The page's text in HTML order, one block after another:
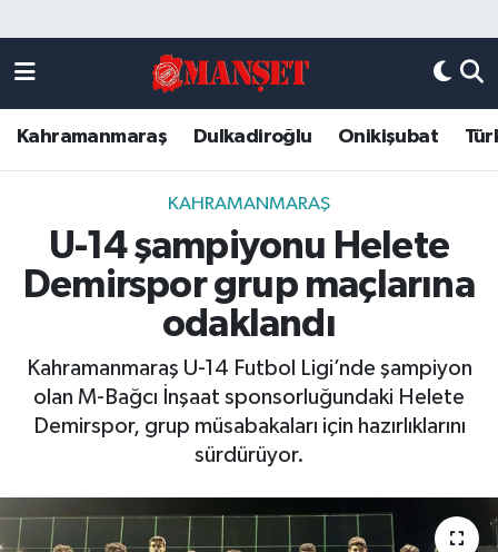
Kahramanmaraş Dulkadiroğlu Onikişubat
KAHRAMANMARAŞ
U-14 şampiyonu Helete
Demirspor grup maçlarına
odaklandı
Kahramanmaraş U-14 Futbol Ligi’nde şampiyon
olan M-Bağcı İnşaat sponsorluğundaki Helete
Demirspor, grup müsabakaları için hazırlıklarını
sürdürüyor.
DULKADİROĞLU
KAHRAMANMARAŞ
ONİKİŞUBAT
Künye
Kahramanmaraş Nöbetçi Eczaneler
Kahramanmaraş Hava Durumu
Kahramanmaraş Trafik Yoğunluk Haritası
Süper Lig Puan Durumu ve Fikstür
Son Dakika Haberleri
Haber Arşivi